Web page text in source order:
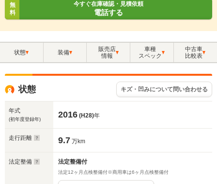
無
料
今すぐ在庫確認・見積依頼
電話する
状態 装備
販売店
情報
車種
スペック
中古車
比較表
状態 キズ・凹みについて問い合わせる
年式
(初年度登録年) 2016 (H28)年
走行距離 9.7 万km
法定整備 法定整備付
法定12ヶ月点検整備付※商用車は6ヶ月点検整備付